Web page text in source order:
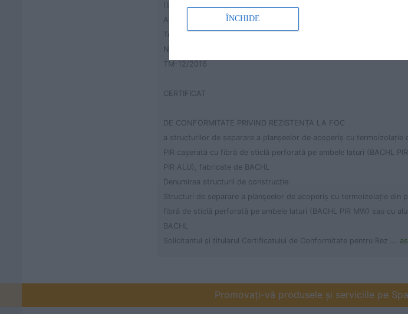
(Institutul Nonprofit pentru Inovații și Controlul Calității în Construcții
Adresa : calea Dózsa György, nr. 26, Szentendre, cod poștal: 2000
Telefon: (+36-1)-372-610, Telefax: (+36-1)-386-8794, E-mail :
Nr. pagină: 1/4
TM-12/2016
CERTIFICAT
DE CONFORMITATE PRIVIND REZISTENȚA LA FOC
a structurilor de separare a planșeelor de acoperiș cu termoizolație
PIR cașerată cu fibră de sticlă perforată pe ambele laturi (BACHL
PIR ALU), fabricate de BACHL
Denumirea structurii de construcție:
Structuri de separare a planșeelor de acoperiș cu termoizolație din
fibră de sticlă perforată pe ambele laturi (BACHL PIR MW) sau cu
BACHL
Solicitantul și titularul Certificatului de Conformitate pentru Rez ...
Promovați-vă produsele și serviciile pe
ÎNCHIDE